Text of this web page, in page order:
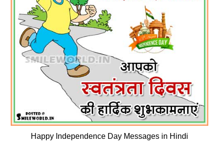
Happy Independence Day Messages in Hindi